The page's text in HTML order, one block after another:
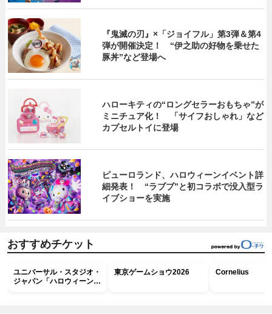
『鬼滅の刃』×「ジョイフル」第3弾＆第4
弾が開催決定！ “伊之助の好物を乗せた
豚丼”など登場へ
ハローキティの“ロングセラーおもちゃ”が
ミニチュア化！ 「サイフおしゃれ」など
カプセルトイに登場
ピューロランド、ハロウィーンイベント詳
細発表！ “ラブブ”と初コラボで没入型ラ
イブショーを実施
おすすめチケット
ユニバーサル・スタジオ・
ジャパン「ハロウィーン・
東京ゲームショウ2026 Cornelius